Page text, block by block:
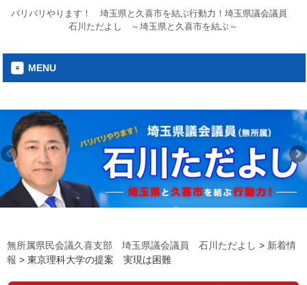
バリバリやります！ 埼玉県と久喜市を結ぶ行動力！埼玉県議会議員
石川ただよし ～埼玉県と久喜市を結ぶ～
MENU
無所属県民会議久喜支部 埼玉県議会議員 石川ただよし > 新着情
報 > 東京理科大学の提案 実現は困難